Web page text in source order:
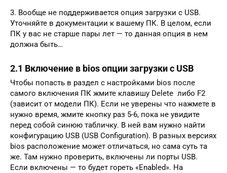
3. Вообще не поддерживается опция загрузки с USB.
Уточняйте в документации к вашему ПК. В целом, если
ПК у вас не старше пары лет — то данная опция в нем
должна быть…
2.1 Включение в bios опции загрузки с USB
Чтобы попасть в раздел с настройками bios после
самого включения ПК жмите клавишу Delete либо F2
(зависит от модели ПК). Если не уверены что нажмете в
нужно время, жмите кнопку раз 5-6, пока не увидите
перед собой синюю табличку. В ней вам нужно найти
конфигурацию USB (USB Configuration). В разных версиях
bios расположение может отличаться, но сама суть та
же. Там нужно проверить, включены ли порты USB.
Если включены — то будет гореть «Enabled». На